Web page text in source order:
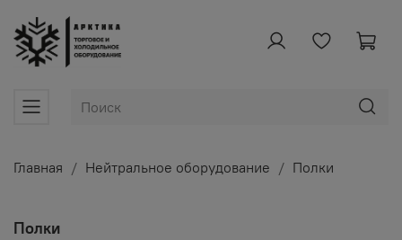
Главная Нейтральное оборудование Полки
Полки